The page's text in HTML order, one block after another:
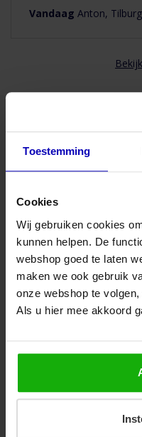
Toestemming
Cookies
Wij gebruiken cookies
kunnen helpen. De
webshop goed te laten
maken we ook gebruik
onze webshop te
Als u hier mee akkoord
Rubber
Vandaag Anton, Tilburg
Advies nodig
Bel naar 085-8221636
Mail met ons
Bezoek onze winkel
Snelle levering